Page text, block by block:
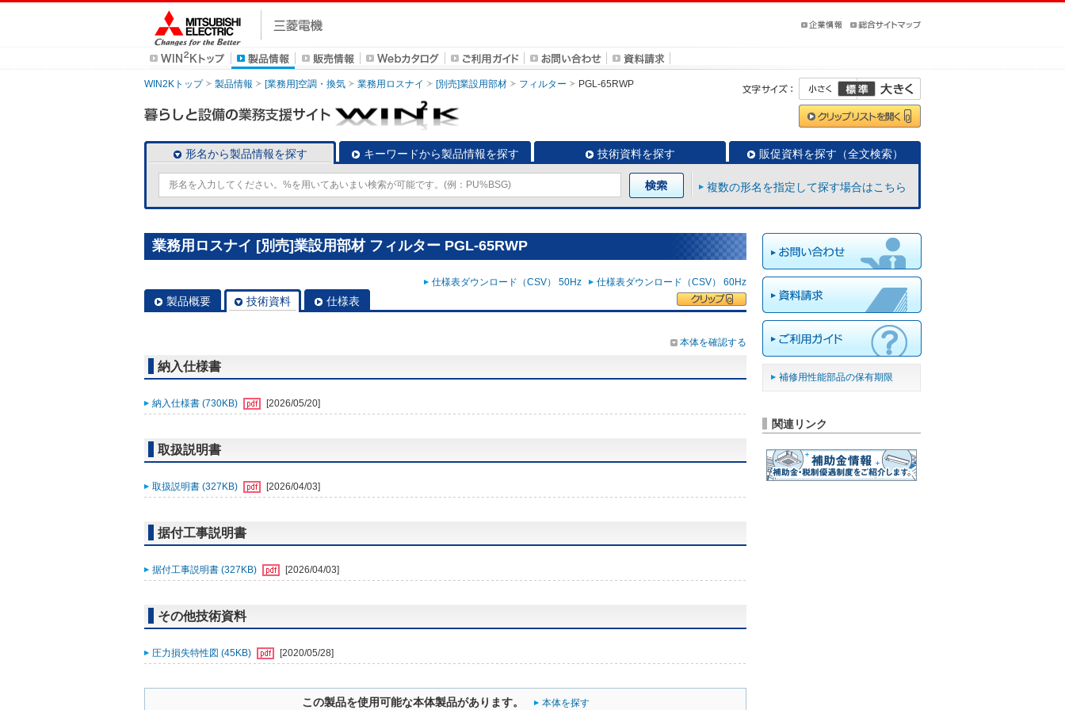
WIN2Kトップ 製品情報 [業務用]空調・換気 業務用ロスナイ [別売]業設用部材 フィルター PGL-65RWP
形名から製品情報を探す キーワードから製品情報を探す 技術資料を探す 販促資料を探す（全文検索）
複数の形名を指定して探す場合はこちら
業務用ロスナイ [別売]業設用部材 フィルター PGL-65RWP
仕様表ダウンロード（CSV） 50Hz 仕様表ダウンロード（CSV） 60Hz
製品概要 技術資料 仕様表
本体を確認する
納入仕様書
納入仕様書 (730KB) [2026/05/20]
取扱説明書
取扱説明書 (327KB) [2026/04/03]
据付工事説明書
据付工事説明書 (327KB) [2026/04/03]
その他技術資料
圧力損失特性図 (45KB) [2020/05/28]
この製品を使用可能な本体製品があります。 本体を探す
補修用性能部品の保有期限
関連リンク